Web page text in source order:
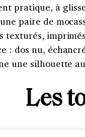
pratique, à
paire de
texturés,
: dos nu,
une silhouette
Les